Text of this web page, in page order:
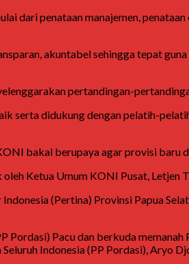
dari penataan manajemen,
akuntabel sehingga tepat
pertandingan-
serta didukung dengan pelatih-
bakal berupaya agar provisi baru
Ketua Umum KONI Pusat, Letjen
(Pertina) Provinsi Papua
Pordasi) Pacu dan berkuda
Indonesia (PP Pordasi), Aryo